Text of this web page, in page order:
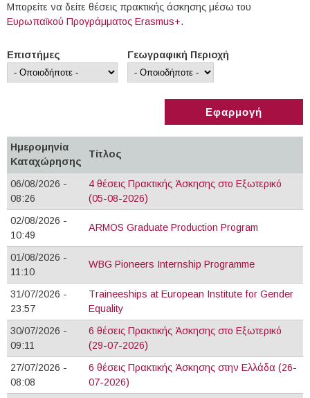
Μπορείτε να δείτε θέσεις πρακτικής άσκησης μέσω του
Ευρωπαϊκού Προγράμματος Erasmus+.
Επιστήμες Γεωγραφική Περιοχή
Ημερομηνία
Καταχώρησης
Τίτλος
06/08/2026 -
08:26
4 θέσεις Πρακτικής Άσκησης στο Εξωτερικό
(05-08-2026)
02/08/2026 -
10:49
ARMOS Graduate Production Program
01/08/2026 -
11:10
WBG Pioneers Internship Programme
31/07/2026 -
23:57
Τraineeships at European Institute for Gender
Equality
30/07/2026 -
09:11
6 θέσεις Πρακτικής Άσκησης στο Εξωτερικό
(29-07-2026)
27/07/2026 -
08:08
6 θέσεις Πρακτικής Άσκησης στην Ελλάδα (26-
07-2026)